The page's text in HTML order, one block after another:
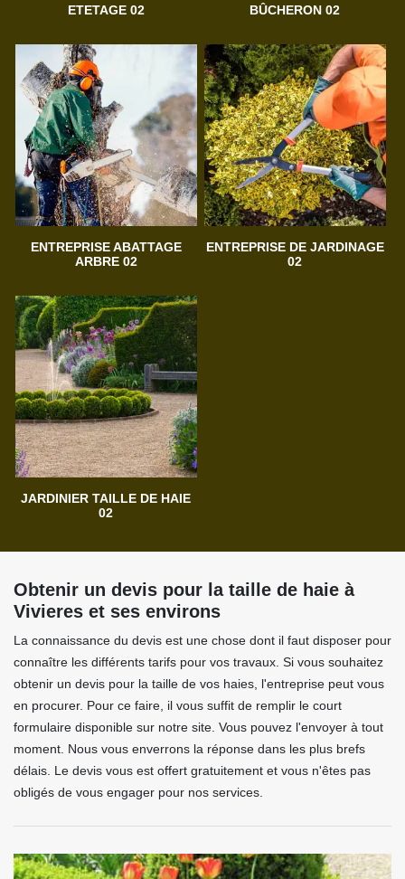
ETETAGE 02 BÛCHERON 02
ENTREPRISE ABATTAGE
ARBRE 02
ENTREPRISE DE JARDINAGE
02
JARDINIER TAILLE DE HAIE
02
Obtenir un devis pour la taille de haie à
Vivieres et ses environs
La connaissance du devis est une chose dont il faut disposer pour
connaître les différents tarifs pour vos travaux. Si vous souhaitez
obtenir un devis pour la taille de vos haies, l'entreprise peut vous
en procurer. Pour ce faire, il vous suffit de remplir le court
formulaire disponible sur notre site. Vous pouvez l'envoyer à tout
moment. Nous vous enverrons la réponse dans les plus brefs
délais. Le devis vous est offert gratuitement et vous n'êtes pas
obligés de vous engager pour nos services.